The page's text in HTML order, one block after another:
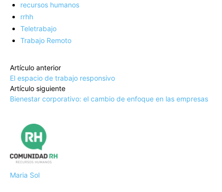
recursos humanos
rrhh
Teletrabajo
Trabajo Remoto
Artículo anterior
El espacio de trabajo responsivo
Artículo siguiente
Bienestar corporativo: el cambio de enfoque en las empresas
Maria Sol